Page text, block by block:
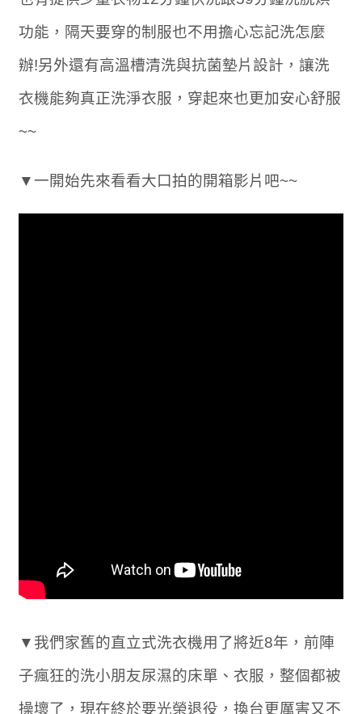
功能，隔天要穿的制服也不用擔心忘記洗怎麼
辦!另外還有高溫槽清洗與抗菌墊片設計，讓洗
衣機能夠真正洗淨衣服，穿起來也更加安心舒服
~~
▼一開始先來看看大口拍的開箱影片吧~~
▼我們家舊的直立式洗衣機用了將近8年，前陣
子瘋狂的洗小朋友尿濕的床單、衣服，整個都被
操壞了，現在終於要光榮退役，換台更厲害又不